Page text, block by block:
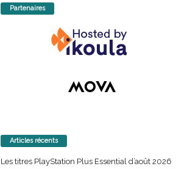
Partenaires
Articles récents
Les titres PlayStation Plus Essential d’août 2026